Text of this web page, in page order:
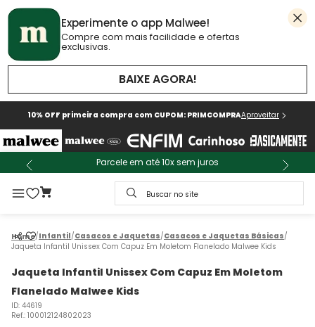
Experimente o app Malwee!
Compre com mais facilidade e ofertas
exclusivas.
BAIXE AGORA!
10% OFF primeira compra com CUPOM: PRIMCOMPRAAproveitar
Parcele em até 10x sem juros
Buscar no site
Infantil Casacos e Jaquetas Casacos e Jaquetas Básicas
Jaqueta Infantil Unissex Com Capuz Em Moletom Flanelado Malwee Kids
Jaqueta Infantil Unissex Com Capuz Em Moletom
Flanelado Malwee Kids
ID: 44619
Ref.: 100012124802023